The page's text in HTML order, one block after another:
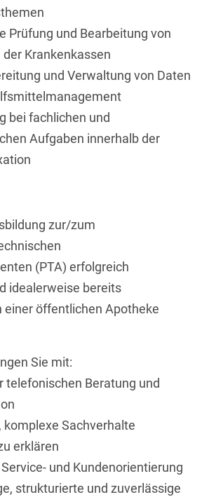
Prüfung und Bearbeitung von
Krankenkassen
und Verwaltung von Daten
bei fachlichen und
Aufgaben innerhalb der
zur/zum
(PTA) erfolgreich
idealerweise bereits
einer öffentlichen Apotheke
Sie mit:
telefonischen Beratung und
komplexe Sachverhalte
erklären
und Kundenorientierung
strukturierte und zuverlässige